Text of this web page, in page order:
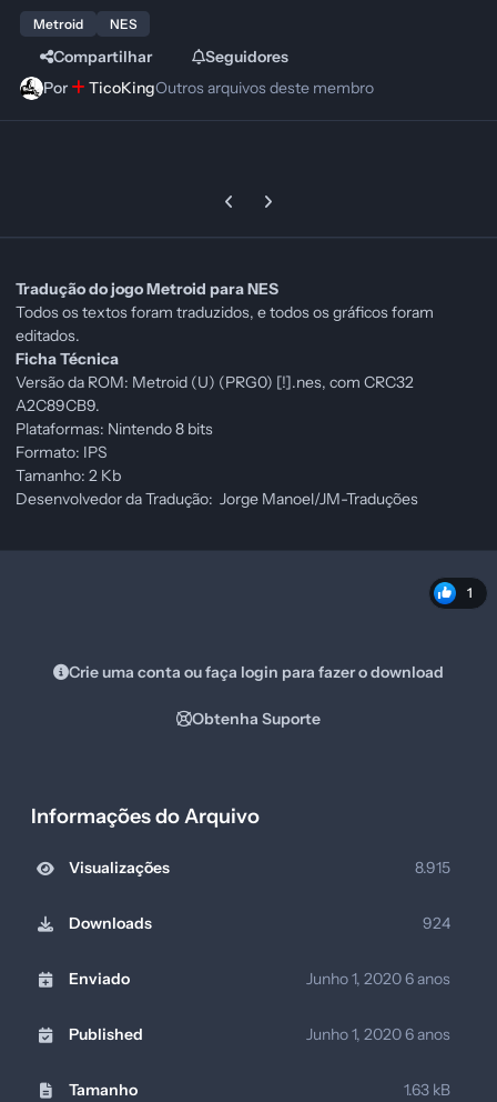
Metroid NES
Compartilhar
Seguidores
Por
TicoKingOutros arquivos deste membro
Previous carousel slide
Next carousel slide
Tradução do jogo Metroid para NES
Todos os textos foram traduzidos, e todos os gráficos foram
editados.
Ficha Técnica
Versão da ROM: Metroid (U) (PRG0) [!].nes, com CRC32
A2C89CB9.
Plataformas: Nintendo 8 bits
Formato: IPS
Tamanho: 2 Kb
Desenvolvedor da Tradução: Jorge Manoel/JM-Traduções
1
Crie uma conta ou faça login para fazer o download
Obtenha Suporte
Informações do Arquivo
Visualizações 8.915
Downloads 924
Enviado Junho 1, 20206 anos
Published Junho 1, 20206 anos
Tamanho 1.63 kB